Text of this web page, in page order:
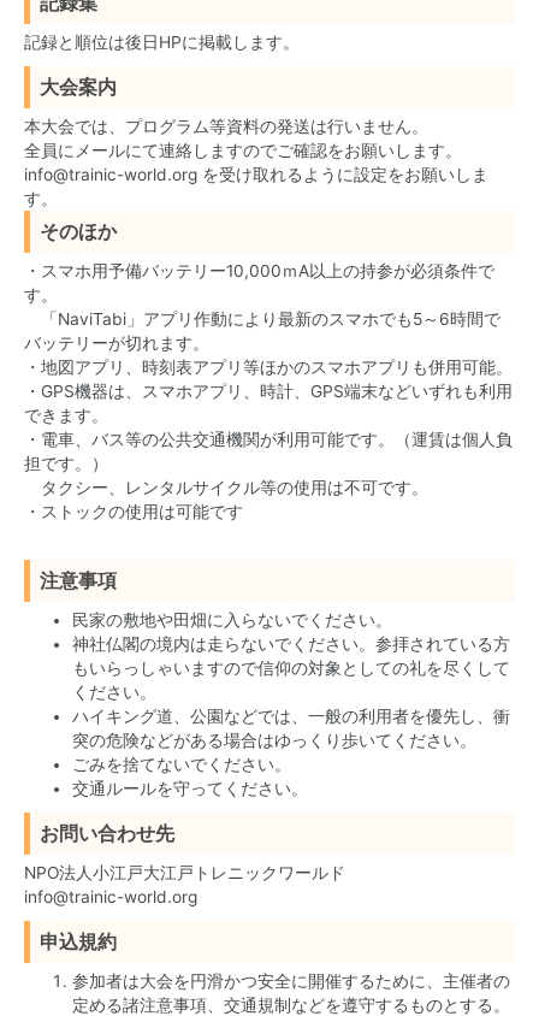
記録と順位は後日HPに掲載します。
大会案内
本大会では、プログラム等資料の発送は行いません。
全員にメールにて連絡しますのでご確認をお願いします。
info@trainic-world.org を受け取れるように設定をお願いしま
す。
そのほか
・スマホ用予備バッテリー10,000ｍA以上の持参が必須条件で
す。
「NaviTabi」アプリ作動により最新のスマホでも5～6時間で
バッテリーが切れます。
・地図アプリ、時刻表アプリ等ほかのスマホアプリも併用可能。
・GPS機器は、スマホアプリ、時計、GPS端末などいずれも利用
できます。
・電車、バス等の公共交通機関が利用可能です。（運賃は個人負
担です。）
タクシー、レンタルサイクル等の使用は不可です。
・ストックの使用は可能です
注意事項
民家の敷地や田畑に入らないでください。
神社仏閣の境内は走らないでください。参拝されている方
もいらっしゃいますので信仰の対象としての礼を尽くして
ください。
ハイキング道、公園などでは、一般の利用者を優先し、衝
突の危険などがある場合はゆっくり歩いてください。
ごみを捨てないでください。
交通ルールを守ってください。
お問い合わせ先
NPO法人小江戸大江戸トレニックワールド
info@trainic-world.org
申込規約
参加者は大会を円滑かつ安全に開催するために、主催者の
定める諸注意事項、交通規制などを遵守するものとする。